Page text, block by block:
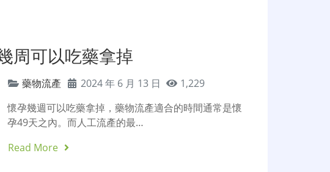
周可以吃藥拿掉
藥物流產 2024 年 6 月 13 日
1,229
懷孕幾週可以吃藥拿掉，藥物流產適合的時間通常是懷
孕49天之內。而人工流產的最…
Read More